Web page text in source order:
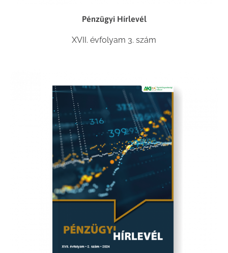
Pénzügyi Hírlevél
XVII. évfolyam 3. szám